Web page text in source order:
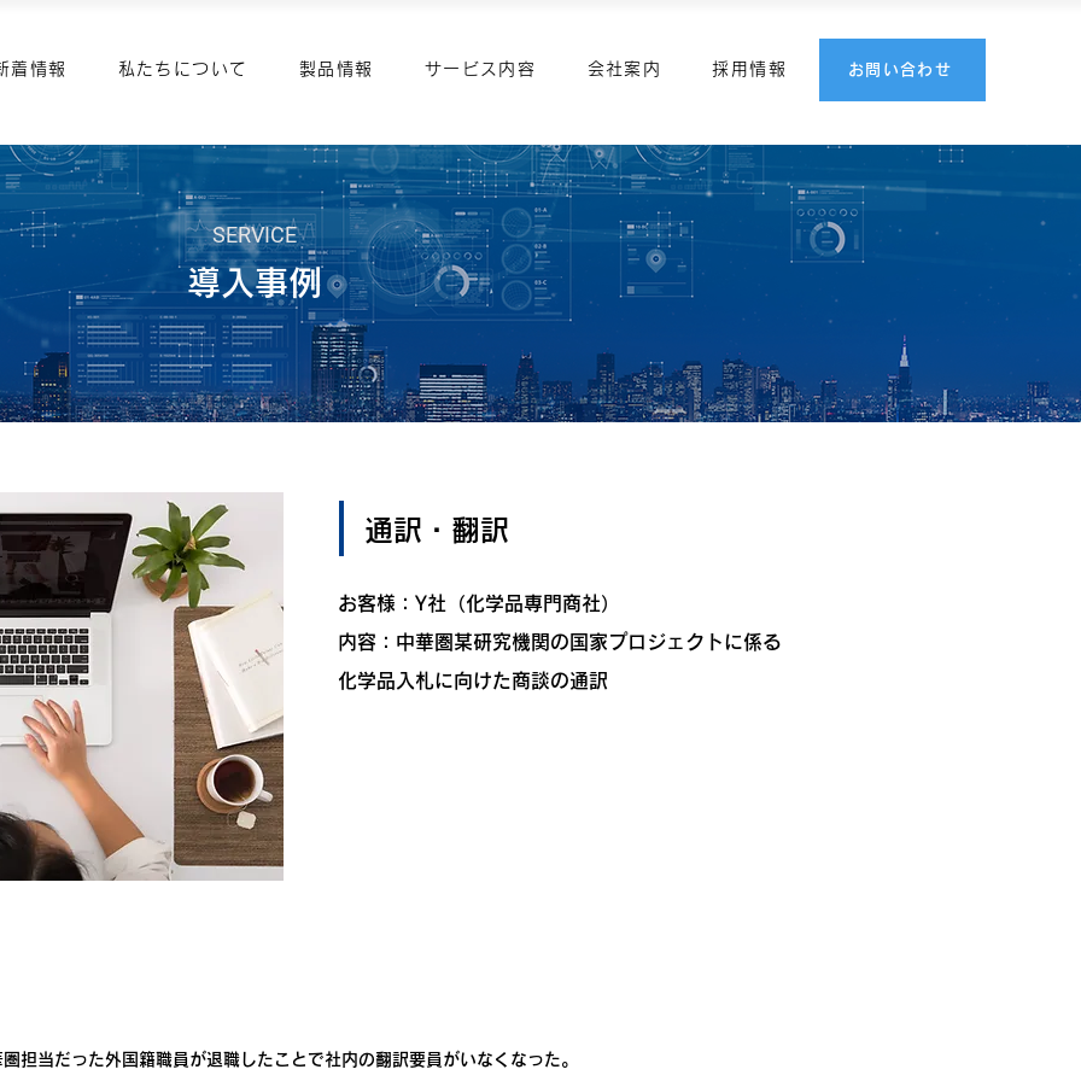
着情報 私たちについて 製品情報 サービス内容 会社案内 採用情報 お問い合わせ
お問い合わせ
SERVICE
導入事例
通訳・翻訳
お客様：Y社（化学品専門商社）
内容：中華圏某研究機関の国家プロジェクトに係る
化学品入札に向けた商談の通訳
担当だった外国籍職員が退職したことで社内の翻訳要員がいなくなった。